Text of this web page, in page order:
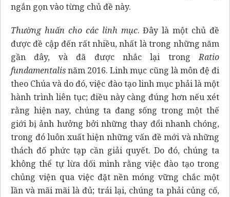
ngắn gọn vào từng chủ đề này.
Thườnghuấn chocác linh mục. Đây là một chủ đề
được đề cập đến rất nhiều, nhất là trong những năm
gần đây, và đã được nhắc lại trongRatio
fundamentalisnăm 2016. Linh mục cũng là môn đệ đi
theo Chúa và do đó, việc đào tạo linh mục phải là một
hành trình liên tục; điều này càng đúng hơn nếu xét
rằng hiện nay, chúng ta đang sống trong một thế
giới bị ảnh hưởng bởi những thay đổi nhanh chóng,
trong đó luôn xuất hiện những vấn đề mới và những
thách đố phức tạp cần giải quyết. Do đó, chúng ta
không thể tự lừa dối mình rằng việc đào tạo trong
chủng viện qua việc đặt nền móng vững chắc một
lần và mãi mãi là đủ; trái lại, chúng ta phải củng cố,